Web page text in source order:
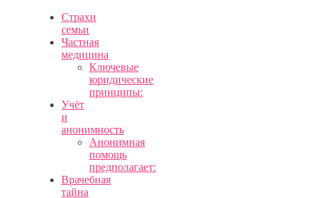
Страхи
семьи
Частная
медицина
Ключевые
юридические
принципы:
Учёт
и
анонимность
Анонимная
помощь
предполагает:
Врачебная
тайна